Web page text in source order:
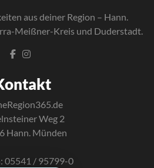
aus deiner Region – Hann.
Meißner-Kreis und Duderstadt.
Weg 2
Hann. Münden
05541 / 95799-0